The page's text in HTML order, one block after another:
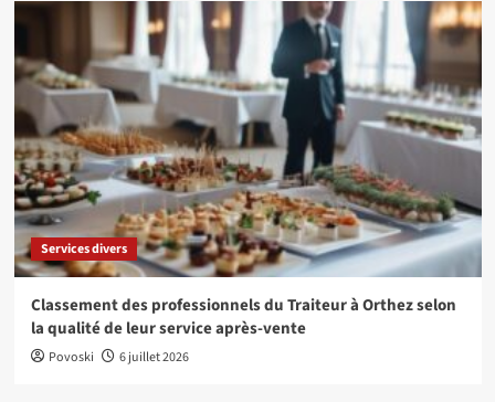
Services divers
Classement des professionnels du Traiteur à Orthez selon
la qualité de leur service après-vente
Povoski 6 juillet 2026